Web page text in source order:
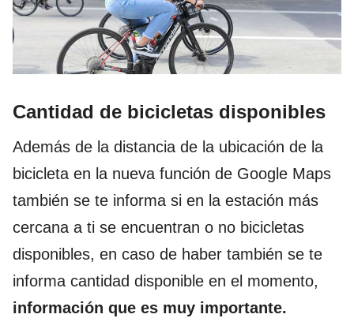
Cantidad de bicicletas disponibles
Además de la distancia de la ubicación de la
bicicleta en la nueva función de Google Maps
también se te informa si en la estación más
cercana a ti se encuentran o no bicicletas
disponibles, en caso de haber también se te
informa cantidad disponible en el momento,
información que es muy importante.